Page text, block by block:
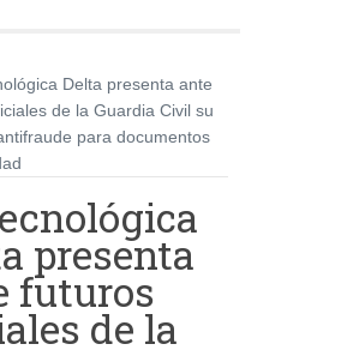
presenta
futuros
de la